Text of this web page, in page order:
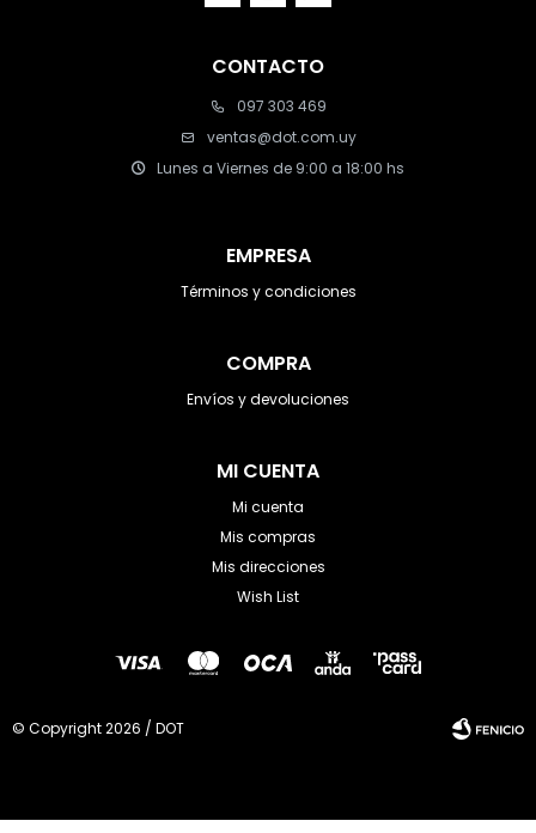
CONTACTO
097 303 469
ventas@dot.com.uy
Lunes a Viernes de 9:00 a 18:00 hs
EMPRESA
Términos y condiciones
COMPRA
Envíos y devoluciones
MI CUENTA
Mi cuenta
Mis compras
Mis direcciones
Wish List
© Copyright 2026 / DOT